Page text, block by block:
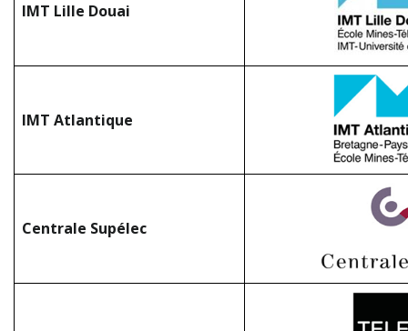
IMT Lille Douai
IMT Atlantique
Centrale Supélec